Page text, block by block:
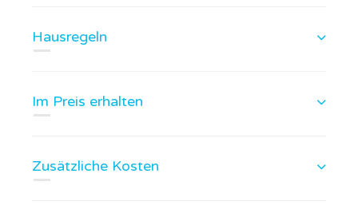
Hausregeln
Im Preis erhalten
Zusätzliche Kosten